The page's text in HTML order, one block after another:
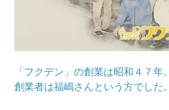
「フクデン」の創業は昭和４７年。
創業者は福嶋さんという方でした。